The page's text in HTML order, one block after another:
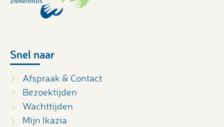
Snel naar
Afspraak & Contact
Bezoektijden
Wachttijden
Mijn Ikazia